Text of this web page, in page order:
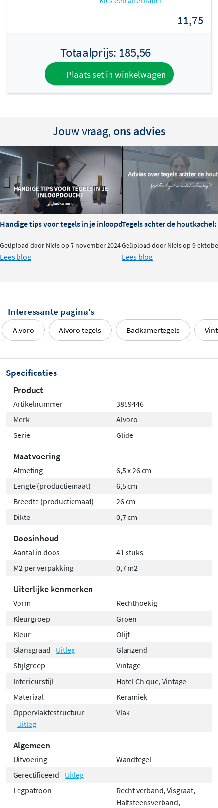
11,75
Totaalprijs: 185,56
Plaats set in winkelwagen
Jouw vraag, ons advies
Handige tips voor tegels in je inloopdouche
Geüpload door Niels op 7 november 2024
Lees blog
Tegels achter de
Geüpload door Niels op 9
Lees blog
Interessante pagina's
Alvoro Alvoro tegels Badkamertegels
Specificaties
Product
Artikelnummer
3859446
Merk
Alvoro
Serie
Glide
Maatvoering
Afmeting
6,5 x 26 cm
Lengte (productiemaat)
6,5 cm
Breedte (productiemaat)
26 cm
Dikte
0,7 cm
Doosinhoud
Aantal in doos
41 stuks
M2 per verpakking
0,7 m2
Uiterlijke kenmerken
Vorm
Rechthoekig
Kleurgroep
Groen
Kleur
Olijf
Glansgraad
Uitleg
Glanzend
Stijlgroep
Vintage
Interieurstijl
Hotel Chique, Vintage
Materiaal
Keramiek
Oppervlaktestructuur
Uitleg
Vlak
Algemeen
Uitvoering
Wandtegel
Gerectificeerd
Uitleg
Legpatroon
Recht verband, Visgraat,
Halfsteensverband,